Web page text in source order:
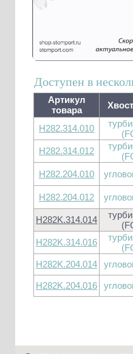
Доступен в
Артикул
товара
H282.314.010
H282.314.012
H282.204.010
H282.204.012
H282K.314.014
H282K.314.016
H282K.204.014
H282K.204.016